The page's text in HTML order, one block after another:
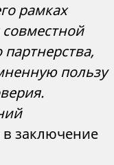
рамках
совместной
пользу
заключение